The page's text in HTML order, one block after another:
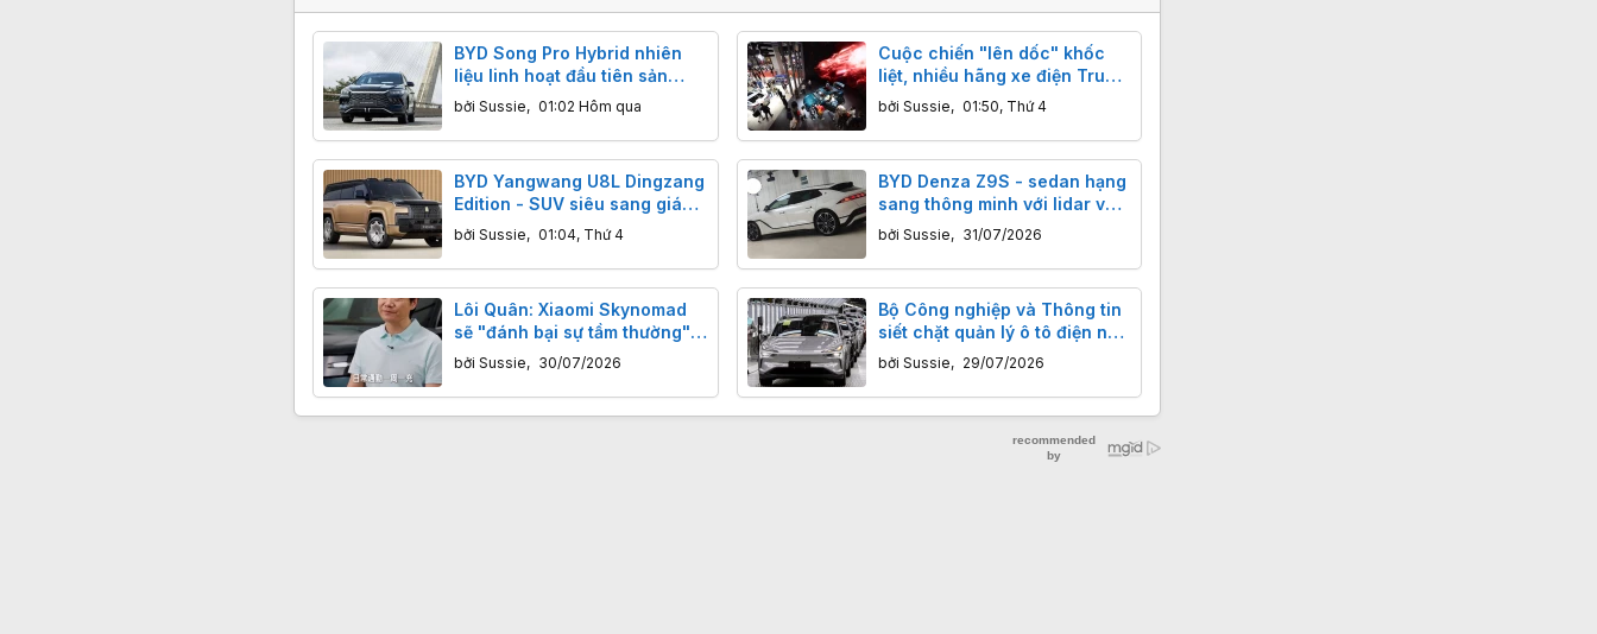
BYD Song Pro Hybrid nhiên
liệu linh hoạt đầu tiên sản
xuất tại Brazil
bởi Sussie, 01:02 Hôm qua
Cuộc chiến "lên dốc" khốc
liệt, nhiều hãng xe điện Trung
Quốc lao đao vì lợi nhuận
bởi Sussie, 01:50, Thứ 4
BYD Yangwang U8L Dingzang
Edition - SUV siêu sang giá
hơn 5 tỷ, sạc đầy 9 phút
bởi Sussie, 01:04, Thứ 4
BYD Denza Z9S - sedan hạng
sang thông minh với lidar và
cánh gió tự động
bởi Sussie, 31/07/2026
Lôi Quân: Xiaomi Skynomad
sẽ "đánh bại sự tầm thường"
với SUV điện-xăng 505km,
xăng chỉ 5.7L/100km
bởi Sussie, 30/07/2026
Bộ Công nghiệp và Thông tin
siết chặt quản lý ô tô điện như
thế nào?
bởi Sussie, 29/07/2026